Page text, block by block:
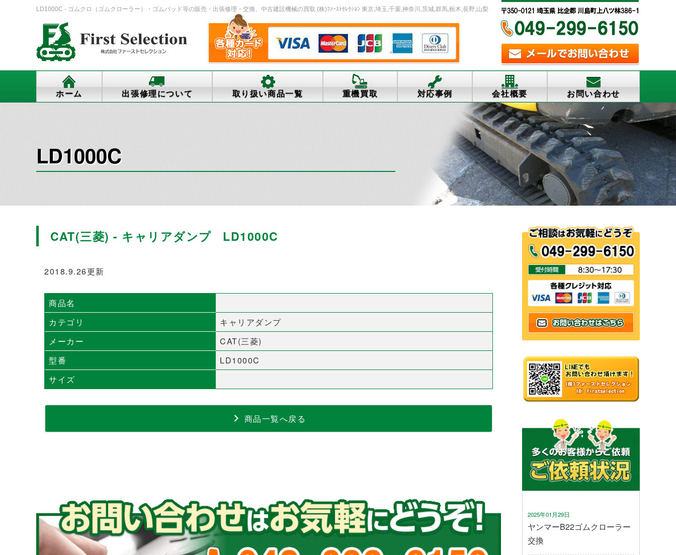
LD1000C - ゴムクロ（ゴムクローラー）・ゴムパッド等の販売・出張修理・交換、中古建設機械の買取 (株)ﾌｧｰｽﾄｾﾚｸｼｮﾝ 東京,埼玉,千葉,神奈川,茨城,群馬,栃木,長野,山梨
ホーム 出張修理について 取り扱い商品一覧 重機買取 対応事例 会社概要 お問い合わせ
LD1000C
CAT(三菱) - キャリアダンプ LD1000C
2018.9.26更新
商品名
カテゴリ
キャリアダンプ
メーカー
CAT(三菱)
型番
LD1000C
サイズ
商品一覧へ戻る
2025年01月29日
ヤンマーB22ゴムクローラー
交換